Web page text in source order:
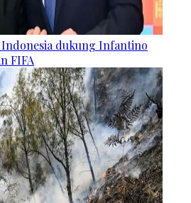
Indonesia dukung Infantino
FIFA